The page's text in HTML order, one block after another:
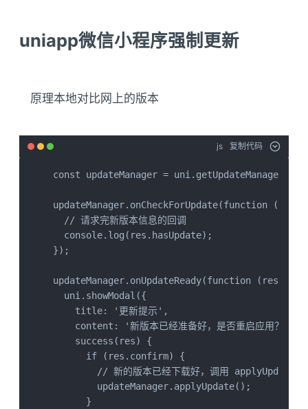
uniapp微信小程序强制更新
原理本地对比网上的版本
js 复制代码
const updateManager = uni.getUpdateManager();
updateManager.onCheckForUpdate(function (res)
  // 请求完新版本信息的回调
  console.log(res.hasUpdate);
});
updateManager.onUpdateReady(function (res) {
  uni.showModal({
    title: '更新提示',
    content: '新版本已经准备好，是否重启应用？',
    success(res) {
      if (res.confirm) {
// 新的版本已经下载好，调用 applyUpdate
        updateManager.applyUpdate();
      }